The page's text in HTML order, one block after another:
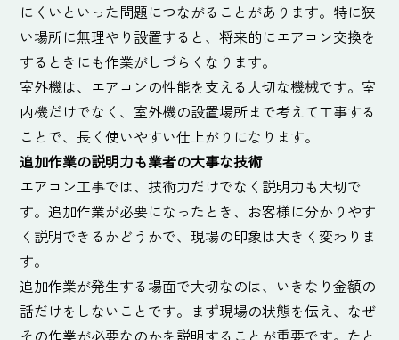
にくいといった問題につながることがあります。特に狭
い場所に無理やり設置すると、将来的にエアコン交換を
するときにも作業がしづらくなります。
室外機は、エアコンの性能を支える大切な機械です。室
内機だけでなく、室外機の設置場所まで考えて工事する
ことで、長く使いやすい仕上がりになります。
追加作業の説明力も業者の大事な技術
エアコン工事では、技術力だけでなく説明力も大切で
す。追加作業が必要になったとき、お客様に分かりやす
く説明できるかどうかで、現場の印象は大きく変わりま
す。
追加作業が発生する場面で大切なのは、いきなり金額の
話だけをしないことです。まず現場の状態を伝え、なぜ
その作業が必要なのかを説明することが重要です。たと